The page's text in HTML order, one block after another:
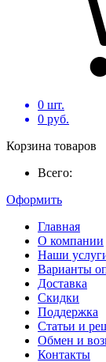
0 шт.
0 руб.
Корзина товаров
Всего:
Оформить
Главная
О компании
Наши
Варианты
Доставка
Скидки
Поддержка
Статьи и
Обмен и
Контакты